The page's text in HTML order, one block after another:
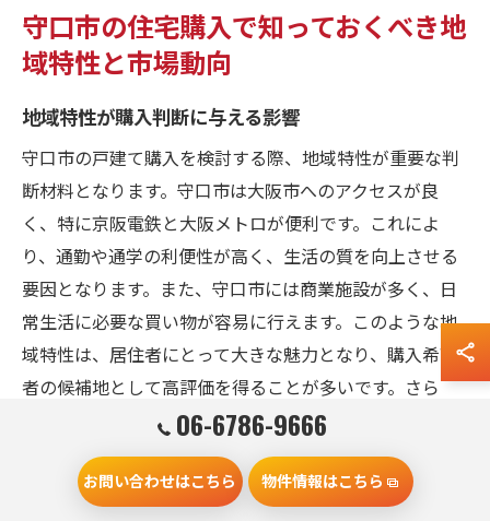
守口市の住宅購入で知っておくべき地
域特性と市場動向
地域特性が購入判断に与える影響
守口市の戸建て購入を検討する際、地域特性が重要な判
断材料となります。守口市は大阪市へのアクセスが良
く、特に京阪電鉄と大阪メトロが便利です。これによ
り、通勤や通学の利便性が高く、生活の質を向上させる
要因となります。また、守口市には商業施設が多く、日
常生活に必要な買い物が容易に行えます。このような地
域特性は、居住者にとって大きな魅力となり、購入希望
者の候補地として高評価を得ることが多いです。さら
に、自然環境や歴史的な文化財の存在が、生活の豊かさ
を増す要素として挙げられます。地域特性を理解するこ
とで、より適した物件選びが可能になります。
06-6786-9666
お問い合わせはこちら 物件情報はこちら